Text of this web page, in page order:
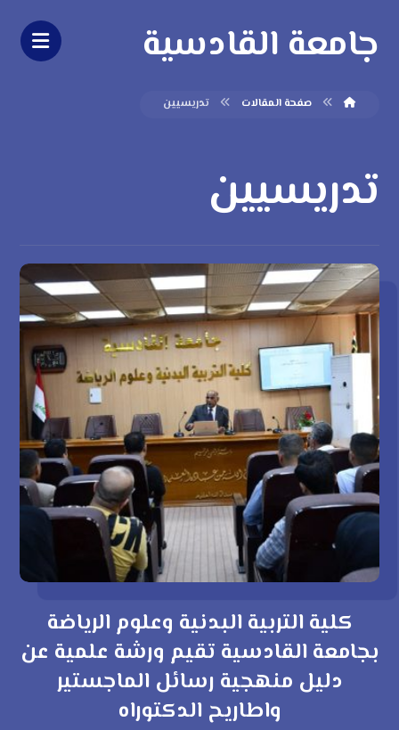
جامعة القادسية
صفحة المقالات تدريسيين
تدريسيين
كلية التربية البدنية وعلوم الرياضة
بجامعة القادسية تقيم ورشة علمية عن
دليل منهجية رسائل الماجستير
واطاريح الدكتوراه